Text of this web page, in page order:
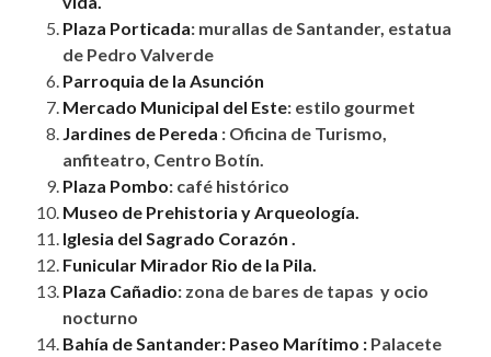
Plaza Porticada: murallas de Santander, estatua
de Pedro Valverde
Parroquia de la Asunción
Mercado Municipal del Este: estilo gourmet
Jardines de Pereda : Oficina de Turismo
anfiteatro , Centro Botín
Plaza Pombo: café histórico
Museo de Prehistoria y Arqueología.
Iglesia del Sagrado Corazón .
Funicular Mirador Rio de la Pila.
Plaza Cañadio: zona de bares de tapas y ocio
nocturno
Bahía de Santander: Paseo Marítimo : Palacete